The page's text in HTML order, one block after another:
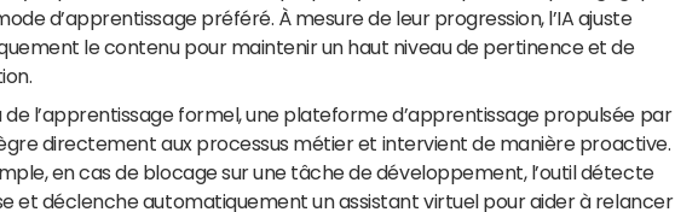
d’apprentissage préféré. À mesure de leur progression, l’IA ajuste
le contenu pour maintenir un haut niveau de pertinence et de
de l’apprentissage formel, une plateforme d’apprentissage propulsée par
directement aux processus métier et intervient de manière proactive.
en cas de blocage sur une tâche de développement, l’outil détecte
et déclenche automatiquement un assistant virtuel pour aider à relancer